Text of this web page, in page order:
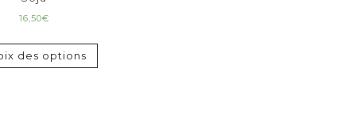
16,50€
des options